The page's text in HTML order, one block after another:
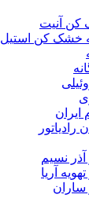
کن آنیت
آذر نسیم
آریا
ساران